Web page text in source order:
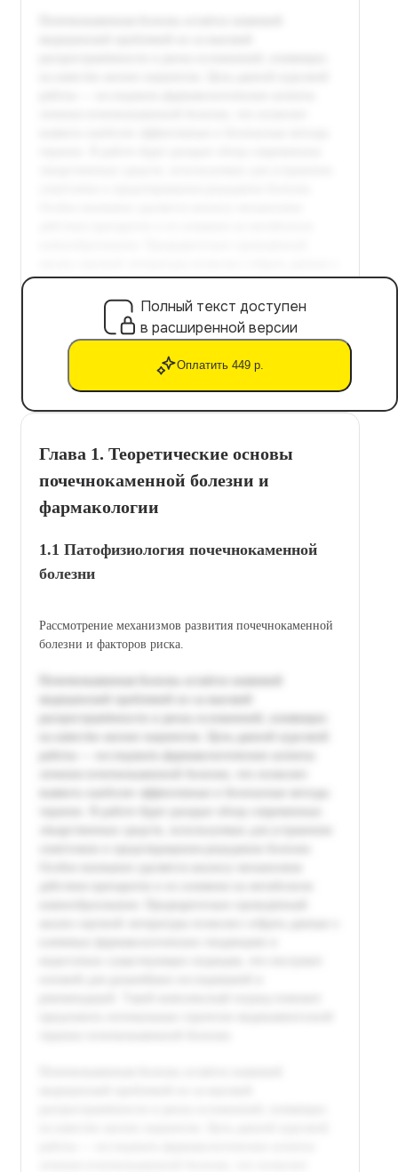
Полный текст доступен
в расширенной версии
Оплатить 449 р.
Глава 1. Теоретические основы
почечнокаменной болезни и
фармакологии
1.1 Патофизиология почечнокаменной
болезни
Рассмотрение механизмов развития почечнокаменной
болезни и факторов риска.